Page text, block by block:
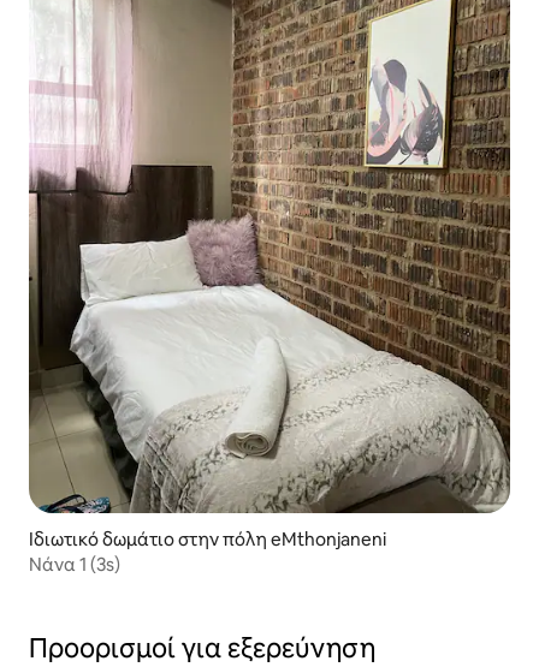
Ιδιωτικό δωμάτιο στην πόλη eMthonjaneni
Νάνα 1 (3s)
Προορισμοί για εξερεύνηση